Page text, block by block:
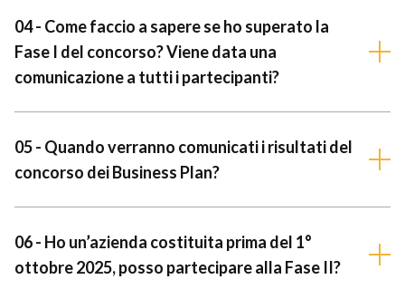
04 - Come faccio a sapere se ho superato la
Fase I del concorso? Viene data una
comunicazione a tutti i partecipanti?
05 - Quando verranno comunicati i risultati del
concorso dei Business Plan?
06 - Ho un’azienda costituita prima del 1°
ottobre 2025, posso partecipare alla Fase II?